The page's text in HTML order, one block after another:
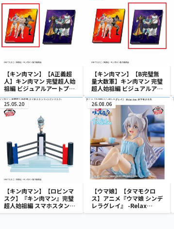
【キン肉マン】【A正義超
人】キン肉マン 完璧超人始
祖編 ビジュアルアートプレ
ート
【キン肉マン】【B完璧無
量大数軍】キン肉マン 完璧
超人始祖編 ビジュアルアー
トプレート
25.05.20
【キン肉マン】【ロビンマ
スク】『キン肉マン』完璧
超人始祖編 スマホスタン
ド-ロビンマスク-
26.08.06
【ウマ娘】【タマモクロ
ス】アニメ『ウマ娘 シンデ
レラグレイ』 -Relax
time-タマモクロス